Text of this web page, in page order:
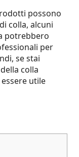
possono
colla, alcuni
potrebbero
per
se stai
colla
utile